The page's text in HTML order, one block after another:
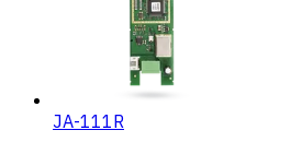
JA-111R